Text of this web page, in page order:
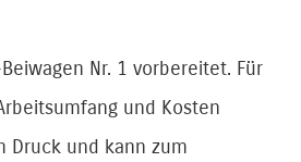
Nr. 1 vorbereitet. Für
und Kosten
Druck und kann zum